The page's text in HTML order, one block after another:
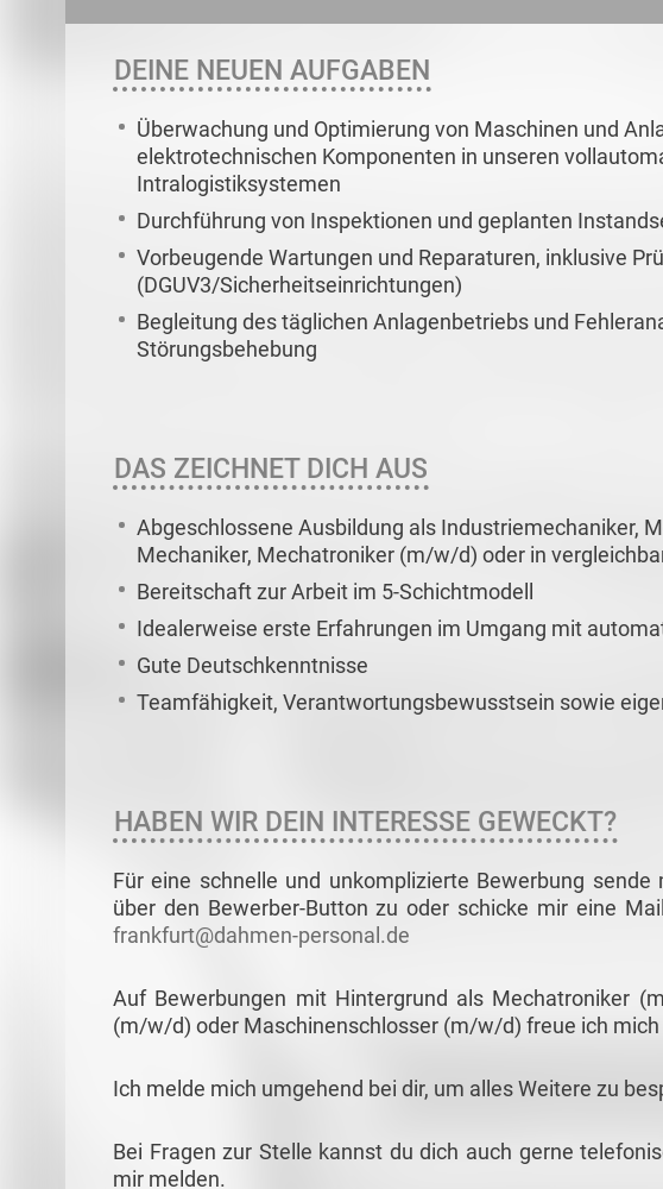
DEINE NEUEN AUFGABEN
Überwachung und Optimierung von Maschinen und
elektrotechnischen Komponenten in unseren
Intralogistiksystemen
Durchführung von Inspektionen und geplanten
Vorbeugende Wartungen und Reparaturen, inklusive
(DGUV3/Sicherheitseinrichtungen)
Begleitung des täglichen Anlagenbetriebs und
Störungsbehebung
DAS ZEICHNET DICH AUS
Abgeschlossene Ausbildung als Industriemechaniker,
Mechaniker, Mechatroniker (m/w/d) oder in
Bereitschaft zur Arbeit im 5-Schichtmodell
Idealerweise erste Erfahrungen im Umgang mit
Gute Deutschkenntnisse
Teamfähigkeit, Verantwortungsbewusstsein sowie
HABEN WIR DEIN INTERESSE GEWECKT?
Für eine schnelle und unkomplizierte Bewerbung
über den Bewerber-Button zu oder schicke mir eine
frankfurt@dahmen-personal.de
Auf Bewerbungen mit Hintergrund als Mechatroniker
(m/w/d) oder Maschinenschlosser (m/w/d) freue ich mich
Ich melde mich umgehend bei dir, um alles Weitere zu
Bei Fragen zur Stelle kannst du dich auch gerne
mir melden.